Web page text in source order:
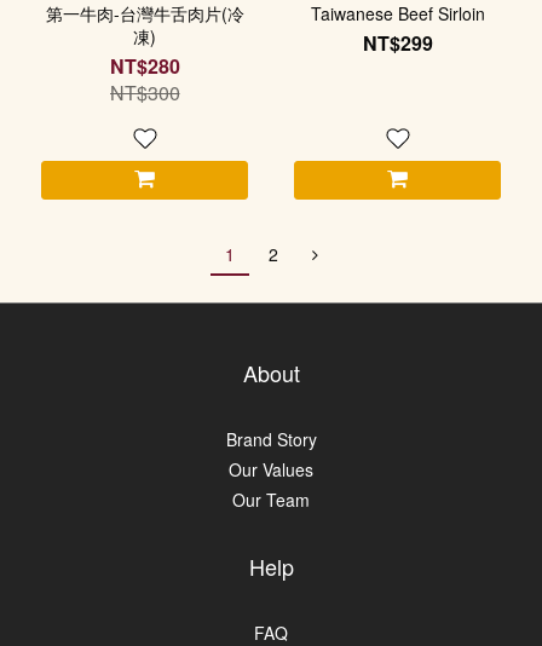
第一牛肉-台灣牛舌肉片(冷
凍)
NT$280
NT$300
Taiwanese Beef Sirloin
NT$299
1 2
About
Brand Story
Our Values
Our Team
Help
FAQ